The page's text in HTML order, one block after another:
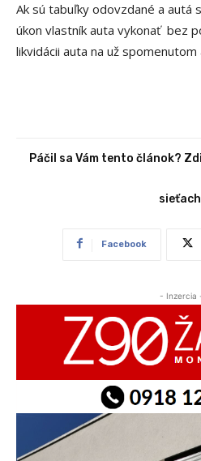
Ak sú tabuľky odovzdané a autá
úkon vlastník auta vykonať bez
likvidácii auta na už
Páčil sa Vám tento článok?
Facebook
- Inzercia